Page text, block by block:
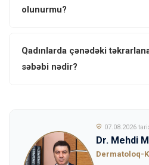
olunurmu?
Qadınlarda çənədəki
səbəbi nədir?
07.08.2026
Dr. Mehdi
Dermatoloq-